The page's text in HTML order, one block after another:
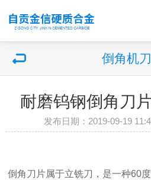
倒角机
耐磨钨钢倒角刀
发布日期：2019-09-19
倒角刀片属于立铣刀，是一种60